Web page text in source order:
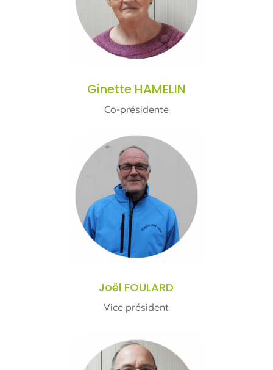
Ginette HAMELIN
Co-présidente
Joël FOULARD
Vice président